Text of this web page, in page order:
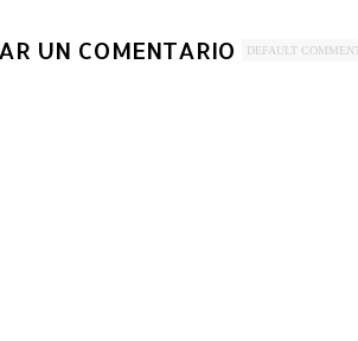
UN COMENTARIO DEFAULT